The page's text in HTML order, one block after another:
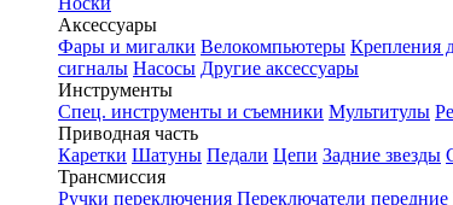
Аксессуары
Фары и мигалки Велокомпьютеры Крепления
сигналы Насосы Другие аксессуары
Инструменты
Спец. инструменты и съемники Мультитулы
Приводная часть
Каретки Шатуны Педали Цепи Задние звезды
Трансмиссия
Ручки переключения Переключатели передние